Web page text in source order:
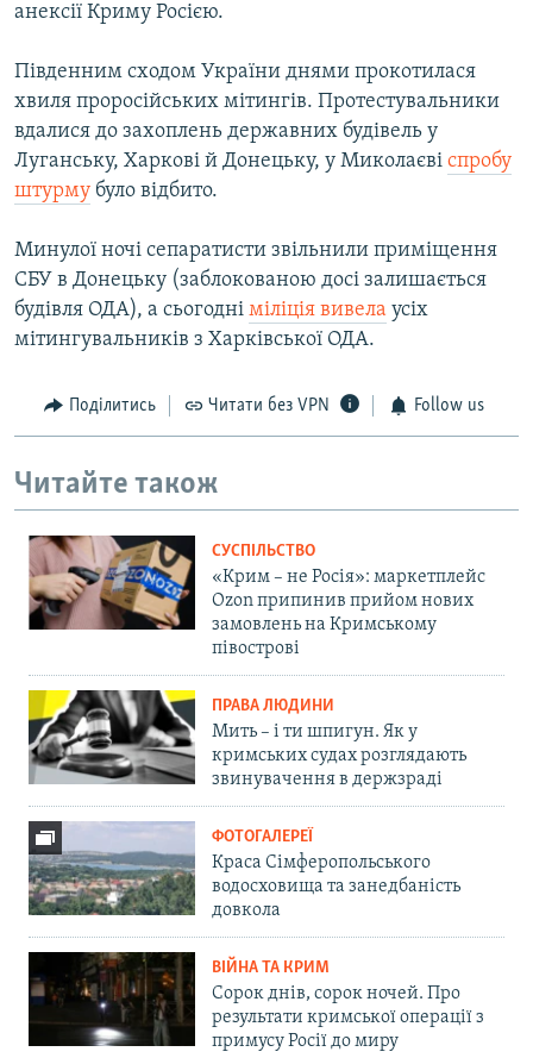
анексії Криму Росією.
Південним сходом України днями прокотилася
хвиля проросійських мітингів. Протестувальники
вдалися до захоплень державних будівель у
Луганську, Харкові й Донецьку, у Миколаєві спробу
штурму було відбито.
Минулої ночі сепаратисти звільнили приміщення
СБУ в Донецьку (заблокованою досі залишається
будівля ОДА), а сьогодні міліція вивела усіх
мітингувальників з Харківської ОДА.
Поділитись Читати без VPN Follow us
Читайте також
СУСПІЛЬСТВО
«Крим – не Росія»: маркетплейс
Ozon припинив прийом нових
замовлень на Кримському
півострові
ПРАВА ЛЮДИНИ
Мить – і ти шпигун. Як у
кримських судах розглядають
звинувачення в держзраді
ФОТОГАЛЕРЕЇ
Краса Сімферопольського
водосховища та занедбаність
довкола
ВІЙНА ТА КРИМ
Сорок днів, сорок ночей. Про
результати кримської операції з
примусу Росії до миру